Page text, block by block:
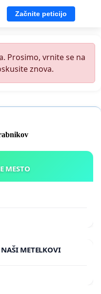
Začnite peticijo
Prosimo, vrnite se na
znova.
KAMNIK MOJE MESTO
METELKOVI